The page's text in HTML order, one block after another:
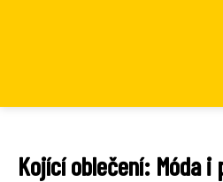
Kojící oblečení: Móda i